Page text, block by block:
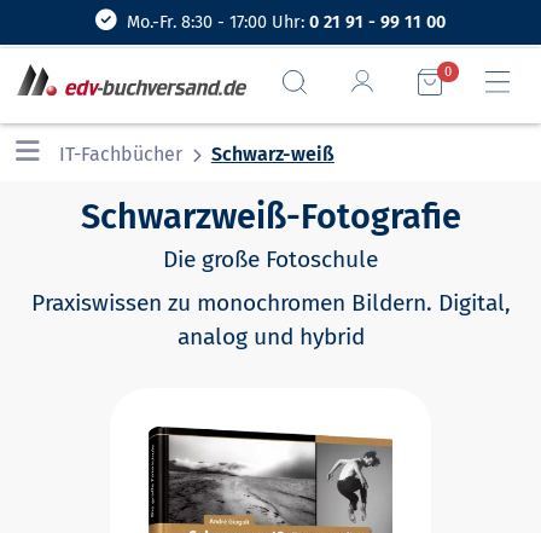
Mo.-Fr. 8:30 - 17:00 Uhr: 0 21 91 - 99 11 00
0
IT-Fachbücher Schwarz-weiß
Schwarzweiß-Fotografie
Die große Fotoschule
Praxiswissen zu monochromen Bildern. Digital,
analog und hybrid